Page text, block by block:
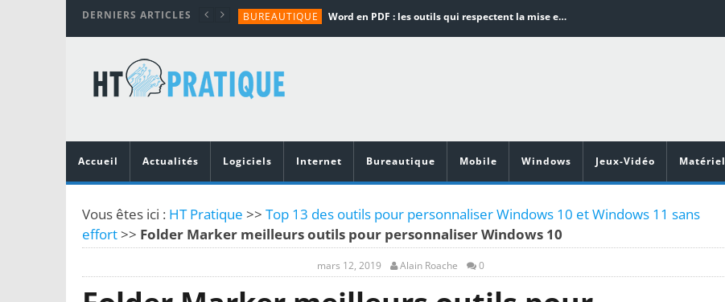
DERNIERS ARTICLES BUREAUTIQUE Word en PDF : les outils qui respectent la mise en page
TUTORIALS
MATÉRIEL
Vidéoprojecteurs Asus : Top 6 des meilleurs modèles de la marque
Accueil
Actualités Logiciels Internet Bureautique Mobile Windows Jeux-Vidéo Matériel
Vous êtes ici : HT Pratique >> Top 13 des outils pour personnaliser Windows 10 et Windows 11 sans
effort>> Folder Marker meilleurs outils pour personnaliser Windows 10
mars 12, 2019 Alain Roache 0